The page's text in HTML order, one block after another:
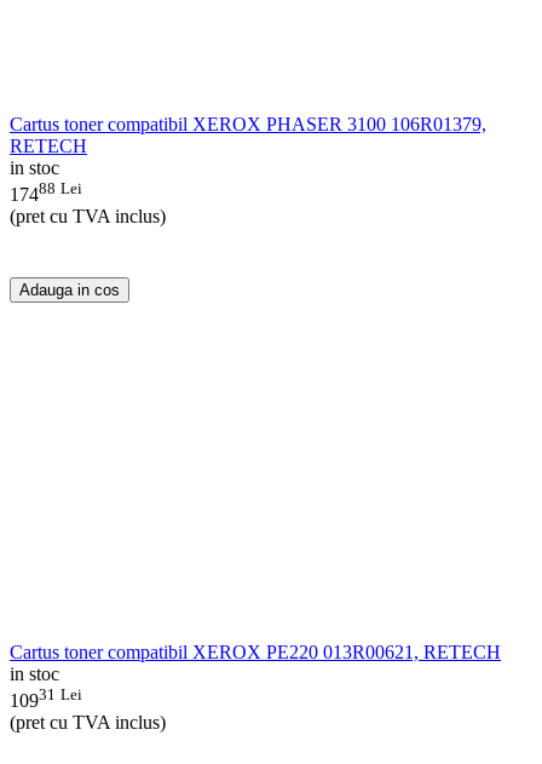
Cartus toner compatibil XEROX PHASER 3100 106R01379,
RETECH
in stoc
17488 Lei
(pret cu TVA inclus)
Adauga in cos
Cartus toner compatibil XEROX PE220 013R00621, RETECH
in stoc
10931 Lei
(pret cu TVA inclus)